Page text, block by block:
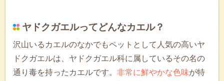
ヤドクガエルってどんなカエル？
沢山いるカエルのなかでもペットとして人気の高いヤ
ドクガエルは、ヤドクガエル科に属しているその名の
通り毒を持ったカエルです。 非常に鮮やかな色味が特